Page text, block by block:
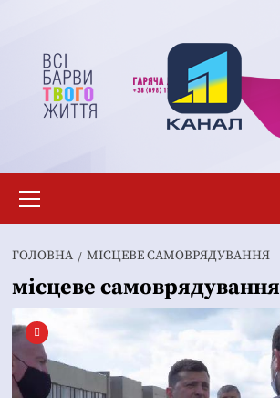
вмісту
меню
ГОЛОВНА МІСЦЕВЕ САМОВРЯДУВАННЯ
місцеве самоврядування